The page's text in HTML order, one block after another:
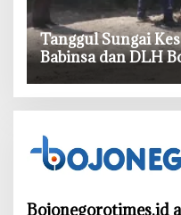
‎Tanggul Sungai
Babinsa dan DLH
Bojonegorotimes.id